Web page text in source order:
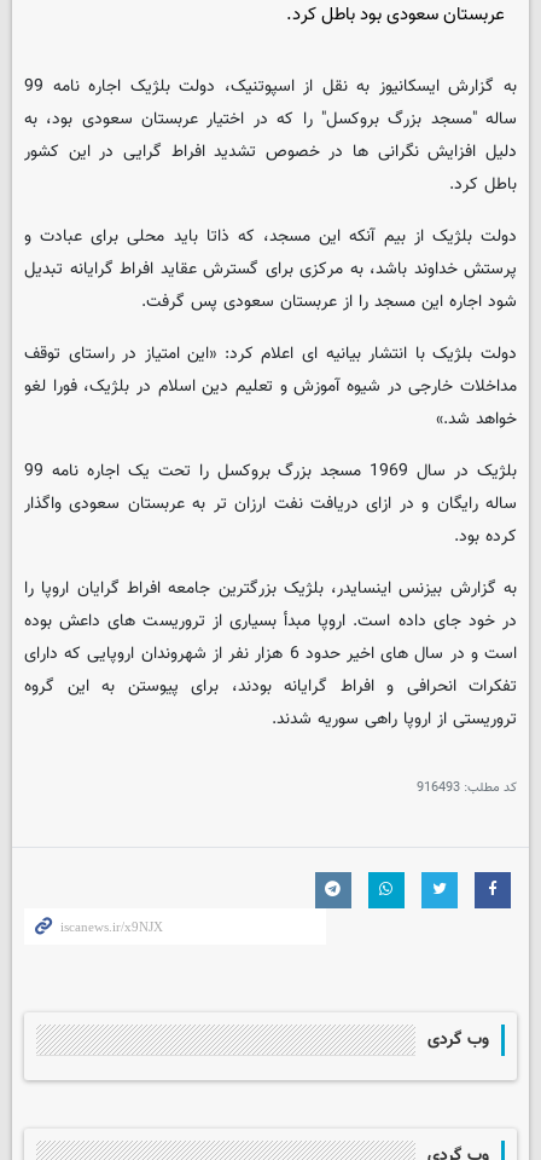
عربستان سعودی بود باطل کرد.
به گزارش ایسکانیوز به نقل از اسپوتنیک، دولت بلژیک اجاره نامه 99
ساله "مسجد بزرگ بروکسل" را که در اختیار عربستان سعودی بود، به
دلیل افزایش نگرانی ها در خصوص تشدید افراط گرایی در این کشور
باطل کرد.
دولت بلژیک از بیم آنکه این مسجد، که ذاتا باید محلی برای عبادت و
پرستش خداوند باشد، به مرکزی برای گسترش عقاید افراط گرایانه تبدیل
شود اجاره این مسجد را از عربستان سعودی پس گرفت.
دولت بلژیک با انتشار بیانیه ای اعلام کرد: «این امتیاز در راستای توقف
مداخلات خارجی در شیوه آموزش و تعلیم دین اسلام در بلژیک، فورا لغو
خواهد شد.»
بلژیک در سال 1969 مسجد بزرگ بروکسل را تحت یک اجاره نامه 99
ساله رایگان و در ازای دریافت نفت ارزان تر به عربستان سعودی واگذار
کرده بود.
به گزارش بیزنس اینسایدر، بلژیک بزرگترین جامعه افراط گرایان اروپا را
در خود جای داده است. اروپا مبدأ بسیاری از تروریست های داعش بوده
است و در سال های اخیر حدود 6 هزار نفر از شهروندان اروپایی که دارای
تفکرات انحرافی و افراط گرایانه بودند، برای پیوستن به این گروه
تروریستی از اروپا راهی سوریه شدند.
کد مطلب: 916493
وب گردی